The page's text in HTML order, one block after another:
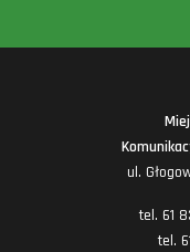
ul.
tel. 61
tel.